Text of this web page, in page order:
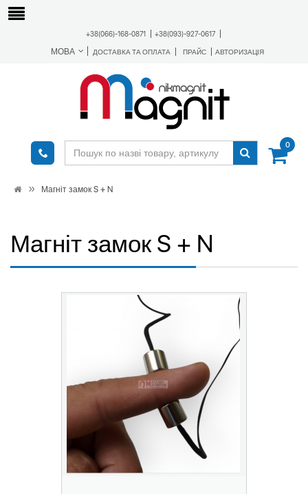
+38(066)-168-0871 +38(093)-927-0617
МОВА ДОСТАВКА ТА ОПЛАТА ПРАЙС АВТОРИЗАЦІЯ
0
Магніт замок S + N
Магніт замок S + N